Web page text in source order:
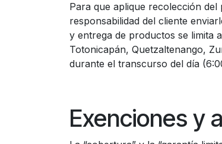
Para que aplique recolección
responsabilidad del cliente
y entrega de productos se limita
Totonicapán, Quetzaltenango,
durante el transcurso del día
Exenciones y